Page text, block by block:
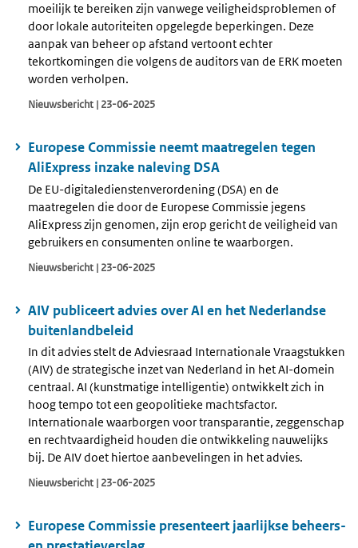
moeilijk te bereiken zijn vanwege veiligheidsproblemen of
door lokale autoriteiten opgelegde beperkingen. Deze
aanpak van beheer op afstand vertoont echter
tekortkomingen die volgens de auditors van de ERK moeten
worden verholpen.
Nieuwsbericht | 23-06-2025
Europese Commissie neemt maatregelen tegen
AliExpress inzake naleving DSA
De EU-digitaledienstenverordening (DSA) en de
maatregelen die door de Europese Commissie jegens
AliExpress zijn genomen, zijn erop gericht de veiligheid van
gebruikers en consumenten online te waarborgen.
Nieuwsbericht | 23-06-2025
AIV publiceert advies over AI en het Nederlandse
buitenlandbeleid
In dit advies stelt de Adviesraad Internationale Vraagstukken
(AIV) de strategische inzet van Nederland in het AI-domein
centraal. AI (kunstmatige intelligentie) ontwikkelt zich in
hoog tempo tot een geopolitieke machtsfactor.
Internationale waarborgen voor transparantie, zeggenschap
en rechtvaardigheid houden die ontwikkeling nauwelijks
bij. De AIV doet hiertoe aanbevelingen in het advies.
Nieuwsbericht | 23-06-2025
Europese Commissie presenteert jaarlijkse beheers-